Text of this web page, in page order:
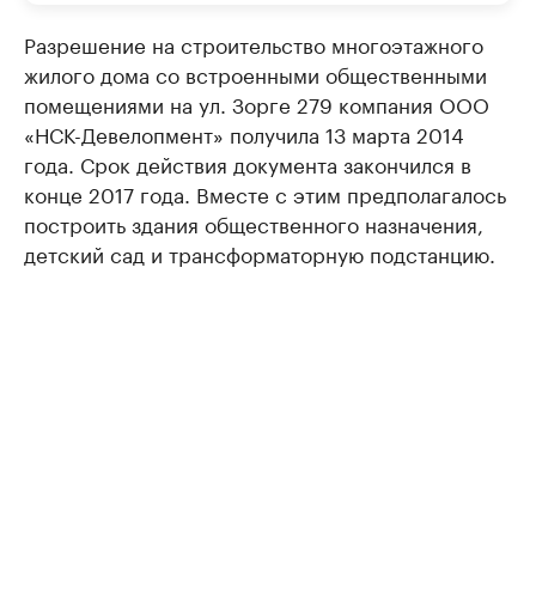
Разрешение на строительство многоэтажного
жилого дома со встроенными общественными
помещениями на ул. Зорге 279 компания ООО
«НСК-Девелопмент» получила 13 марта 2014
года. Срок действия документа закончился в
конце 2017 года. Вместе с этим предполагалось
построить здания общественного назначения,
детский сад и трансформаторную подстанцию.